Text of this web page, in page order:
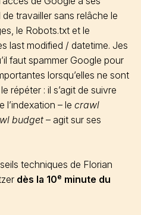
travailler sans relâche le
le Robots.txt et le
last modified / datetime. Jes
faut spammer Google pour
lorsqu’elles ne sont
répéter : il s’agit de suivre
l’indexation – le crawl
budget– agit sur ses
techniques de Florian
dès la 10e minute du